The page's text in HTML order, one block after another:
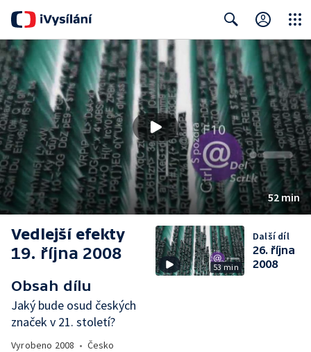
Search Close
52 min
Vedlejší efekty
19. října 2008
Obsah dílu
Jaký bude osud českých
značek v 21. století?
Vyrobeno 2008 • Česko
53 min
Další díl
26. října
2008